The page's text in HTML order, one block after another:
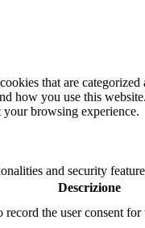
that are categorized
how you use this
browsing experience.
and security
Descrizione
the user consent